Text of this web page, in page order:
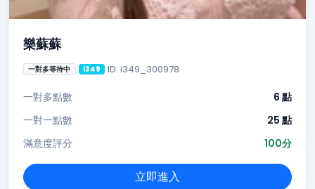
樂蘇蘇
一對多等待中 i349 ID: i349_300978
一對多點數
6 點
一對一點數
25 點
滿意度評分
100分
立即進入